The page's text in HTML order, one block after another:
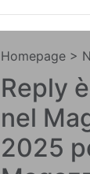
Homepage >
Reply
nel
2025